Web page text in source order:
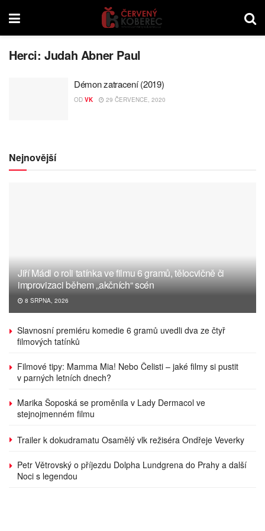
Herci:Judah Abner Paul
Démon zatracení (2019)
OD VK 29 ČERVENCE, 2020
Nejnovější
Jiří Mádl o roli tatínka ve filmu 6 gramů, tělocvičně či
improvizaci během „akčních“ scén
8 SRPNA, 2026
Slavnosní premiéru komedie 6 gramů uvedli dva ze čtyř
filmových tatínků
Filmové tipy: Mamma Mia! Nebo Čelisti – jaké filmy si pustit
v parných letních dnech?
Marika Šoposká se proměnila v Lady Dermacol ve
stejnojmenném filmu
Trailer k dokudramatu Osamělý vlk režiséra Ondřeje Veverky
Petr Větrovský o příjezdu Dolpha Lundgrena do Prahy a další
Noci s legendou